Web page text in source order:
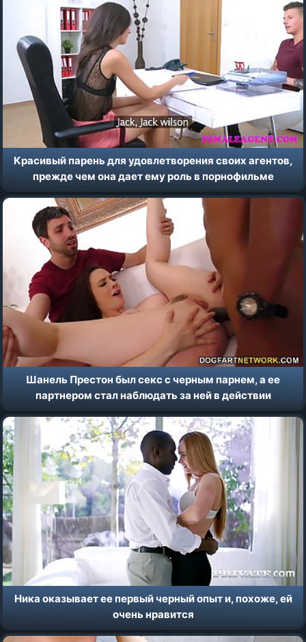
Красивый парень для удовлетворения своих агентов,
прежде чем она дает ему роль в порнофильме
Шанель Престон был секс с черным парнем, а ее
партнером стал наблюдать за ней в действии
Ника оказывает ее первый черный опыт и, похоже, ей
очень нравится